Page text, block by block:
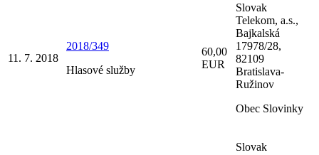
11. 7. 2018
2018/349
Hlasové služby
60,00
EUR
Slovak
Telekom, a.s.,
Bajkalská
17978/28,
82109
Bratislava-
Ružinov
Obec Slovinky
Slovak